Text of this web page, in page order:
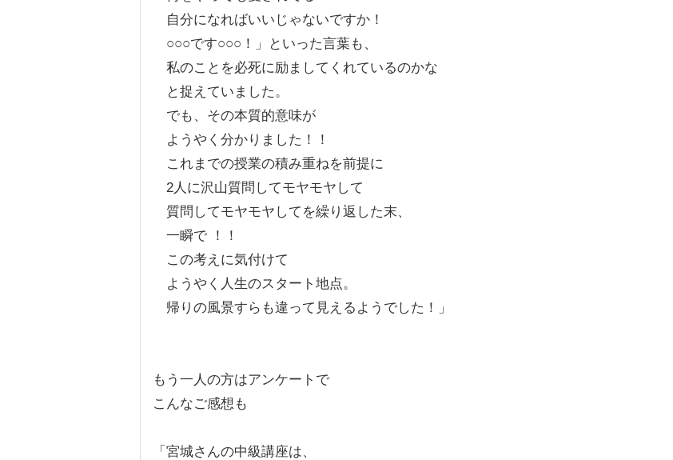
自分になればいいじゃないですか！
○○○です○○○！」といった言葉も、
私のことを必死に励ましてくれているのかな
と捉えていました。
でも、その本質的意味が
ようやく分かりました！！
これまでの授業の積み重ねを前提に
2人に沢山質問してモヤモヤして
質問してモヤモヤしてを繰り返した末、
一瞬で ！！
この考えに気付けて
ようやく人生のスタート地点。
帰りの風景すらも違って見えるようでした！」
もう一人の方はアンケートで
こんなご感想も
「宮城さんの中級講座は、